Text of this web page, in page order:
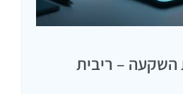
– ריבית